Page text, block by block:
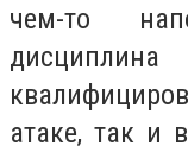
чем-то
атаке, так и